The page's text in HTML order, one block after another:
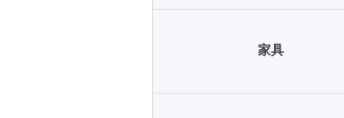
家具